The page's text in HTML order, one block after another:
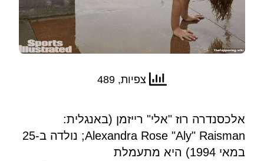
צפיות, 489
אלכסנדרה רוז "אלי" רייזמן (באנגלית:
Alexandra Rose "Aly" Raisman; נולדה ב-25
במאי 1994) היא מתעמלת